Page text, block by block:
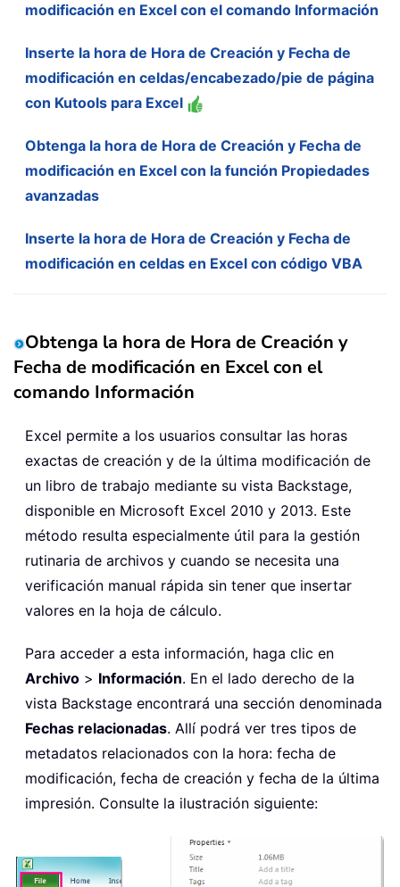
modificación en Excel con el comando Información
Inserte la hora de Hora de Creación y Fecha de
modificación en celdas/encabezado/pie de página
con Kutools para Excel
Obtenga la hora de Hora de Creación y Fecha de
modificación en Excel con la función Propiedades
avanzadas
Inserte la hora de Hora de Creación y Fecha de
modificación en celdas en Excel con código VBA
Obtenga la hora de Hora de Creación y
Fecha de modificación en Excel con el
comando Información
Excel permite a los usuarios consultar las horas
exactas de creación y de la última modificación de
un libro de trabajo mediante su vista Backstage,
disponible en Microsoft Excel 2010 y 2013. Este
método resulta especialmente útil para la gestión
rutinaria de archivos y cuando se necesita una
verificación manual rápida sin tener que insertar
valores en la hoja de cálculo.
Para acceder a esta información, haga clic en
Archivo > Información. En el lado derecho de la
vista Backstage encontrará una sección denominada
Fechas relacionadas. Allí podrá ver tres tipos de
metadatos relacionados con la hora: fecha de
modificación, fecha de creación y fecha de la última
impresión. Consulte la ilustración siguiente: